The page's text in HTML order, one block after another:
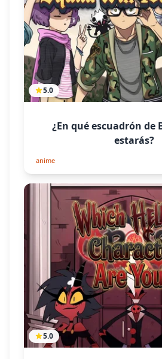
5.0
¿En qué escuadrón de
estarás?
anime
5.0